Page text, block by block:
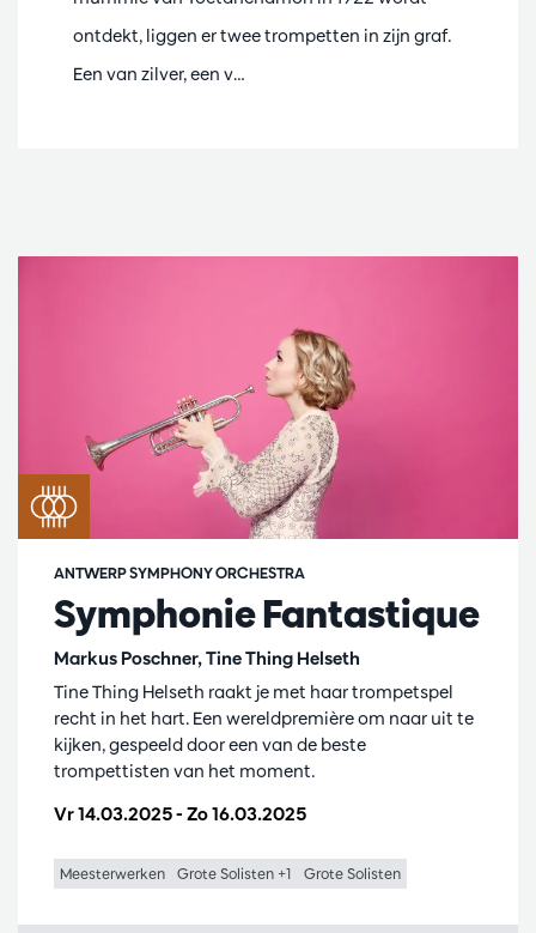
ontdekt, liggen er twee trompetten in zijn graf.
Een van zilver, een v…
Symphonie Fantastique
Markus Poschner, Tine Thing Helseth
ANTWERP SYMPHONY ORCHESTRA
Vr 14.03.2025- Zo 16.03.2025
Tine Thing Helseth raakt je met haar trompetspel
recht in het hart. Een wereldpremière om naar uit te
kijken, gespeeld door een van de beste
trompettisten van het moment.
Meesterwerken Grote Solisten +1 Grote Solisten